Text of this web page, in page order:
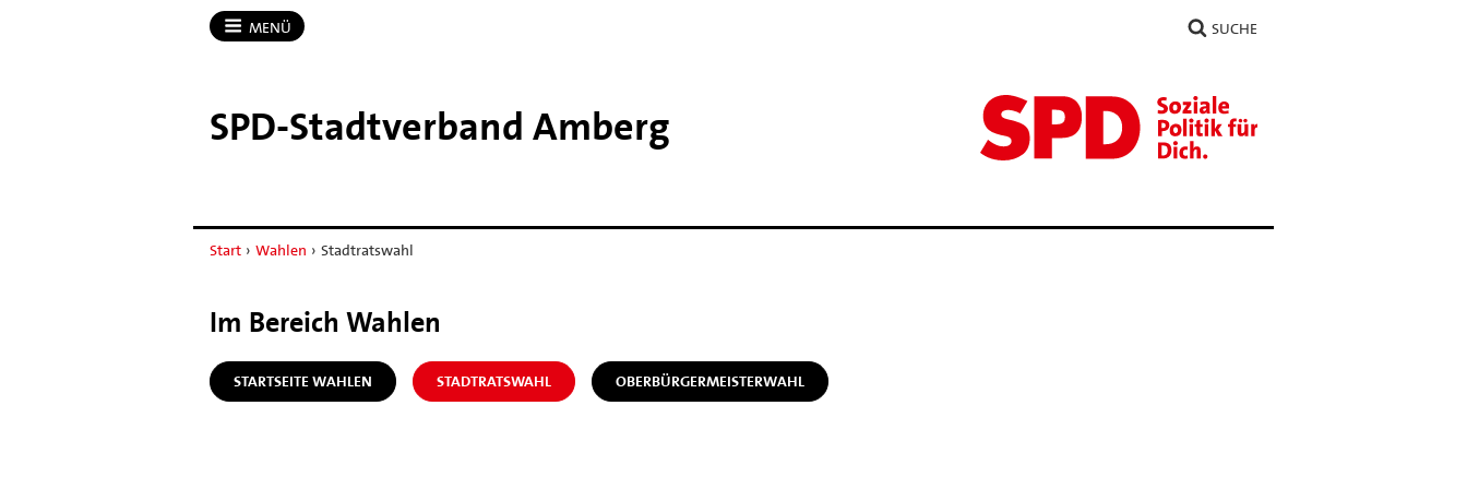
MENÜ SUCHE
SPD-​Stadtverband Amberg
Start › Wahlen › Stadtratswahl
Im Bereich Wahlen
STARTSEITE WAHLEN STADTRATSWAHL OBERBÜRGERMEISTERWAHL